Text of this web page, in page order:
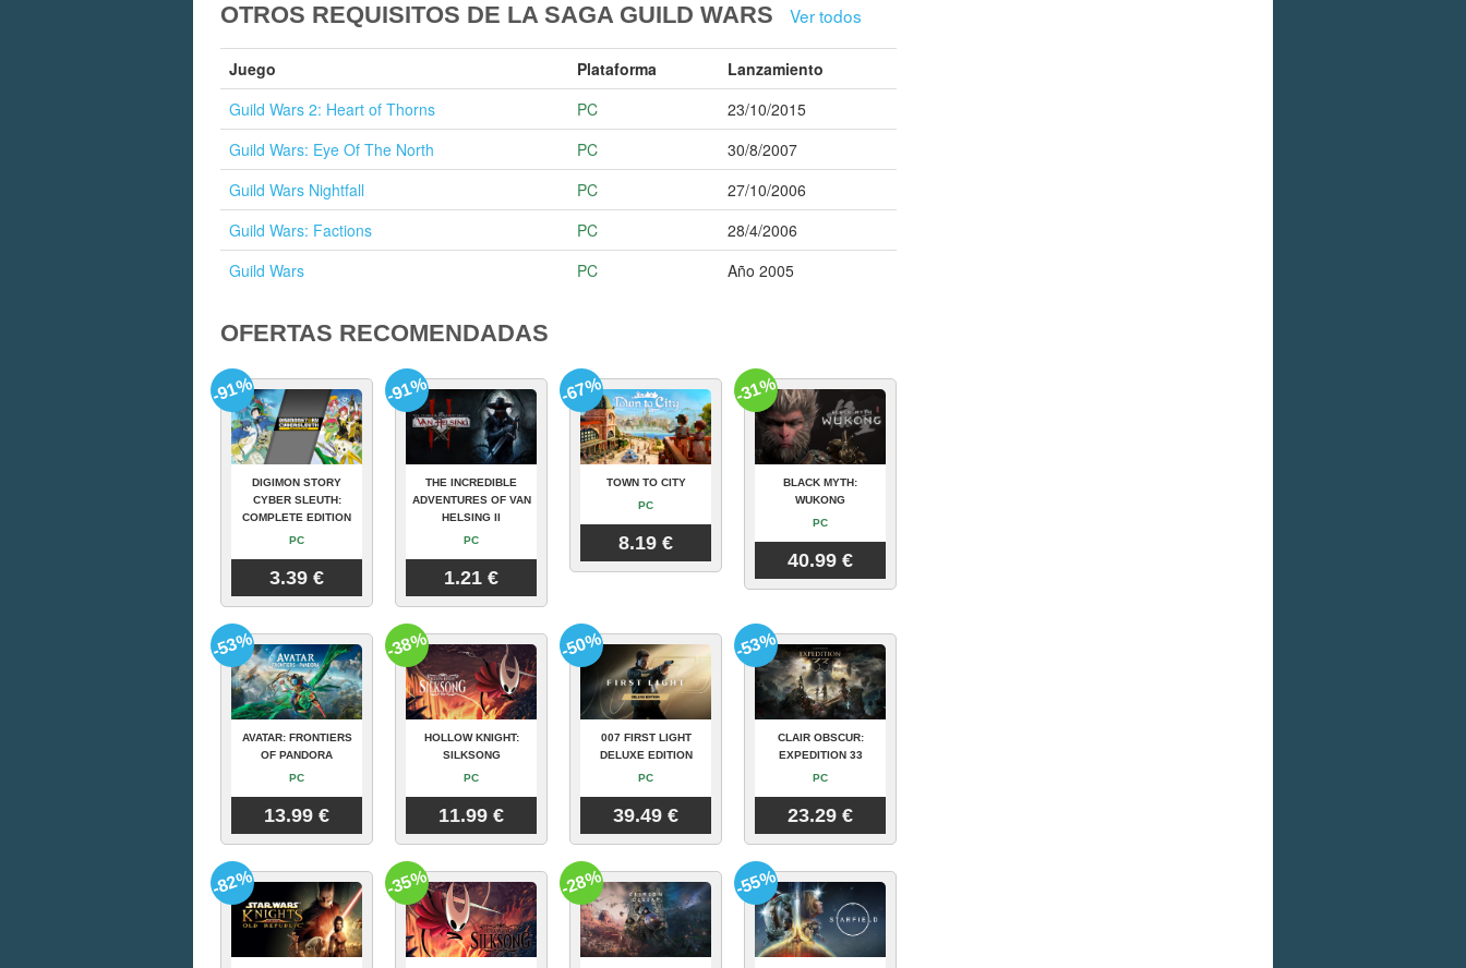
OTROS REQUISITOS DE LA SAGA GUILD WARS Ver todos
Juego Plataforma
Lanzamiento
Guild Wars 2: Heart of Thorns
PC
23/10/2015
Guild Wars: Eye Of The North
PC
30/8/2007
Guild Wars Nightfall
PC
27/10/2006
Guild Wars: Factions
PC
28/4/2006
Guild Wars
PC Año 2005
OFERTAS RECOMENDADAS
DIGIMON STORY
CYBER SLEUTH:
COMPLETE EDITION
PC
3.39 €
-91%
THE INCREDIBLE
ADVENTURES OF VAN
HELSING II
PC
1.21 €
-91%
TOWN TO CITY
PC
8.19 €
-67%
BLACK MYTH:
WUKONG
PC
40.99 €
-31%
AVATAR: FRONTIERS
OF PANDORA
PC
13.99 €
-53%
HOLLOW KNIGHT:
SILKSONG
PC
11.99 €
-38%
007 FIRST LIGHT
DELUXE EDITION
PC
39.49 €
-50%
CLAIR OBSCUR:
EXPEDITION 33
PC
23.29 €
-53%
-82% -35% -28% -55%